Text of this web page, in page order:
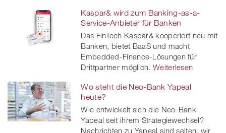
Kaspar& wird zum Banking-as-a-
Service-Anbieter für Banken
Das FinTech Kaspar& kooperiert neu mit
Banken, bietet BaaS und macht
Embedded-Finance-Lösungen für
Drittpartner möglich. Weiterlesen
Wo steht die Neo-Bank Yapeal
heute?
Wie entwickelt sich die Neo-Bank
Yapeal seit ihrem Strategiewechsel?
Nachrichten zu Yapeal sind selten, wir